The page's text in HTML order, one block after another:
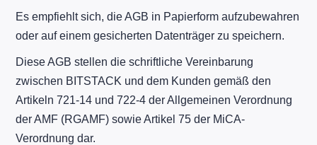
Es empfiehlt sich, die AGB in Papierform aufzubewahren
oder auf einem gesicherten Datenträger zu speichern.
Diese AGB stellen die schriftliche Vereinbarung
zwischen BITSTACK und dem Kunden gemäß den
Artikeln 721-14 und 722-4 der Allgemeinen Verordnung
der AMF (RGAMF) sowie Artikel 75 der MiCA-
Verordnung dar.